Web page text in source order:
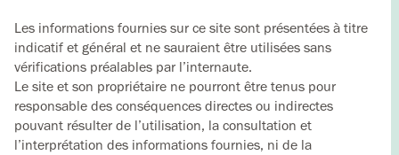
Les informations fournies sur ce site sont présentées à titre
indicatif et général et ne sauraient être utilisées sans
vérifications préalables par l’internaute.
Le site et son propriétaire ne pourront être tenus pour
responsable des conséquences directes ou indirectes
pouvant résulter de l’utilisation, la consultation et
l’interprétation des informations fournies, ni de la